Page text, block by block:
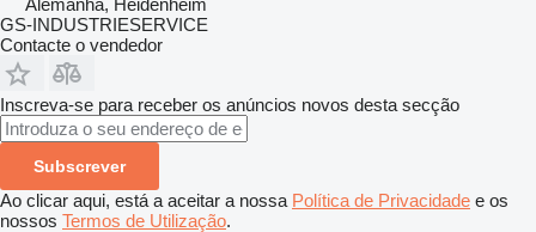
Alemanha, Heidenheim
GS-INDUSTRIESERVICE
Contacte o vendedor
Inscreva-se para receber os anúncios novos desta secção
Subscrever
Ao clicar aqui, está a aceitar a nossa Política de Privacidade e os
nossos Termos de Utilização.